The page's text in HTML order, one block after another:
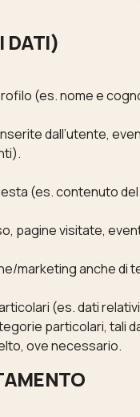
DATI)
(es. nome e
dall’utente,
(es. contenuto
pagine visitate,
marketing anche di
(es. dati
particolari,
ove necessario.